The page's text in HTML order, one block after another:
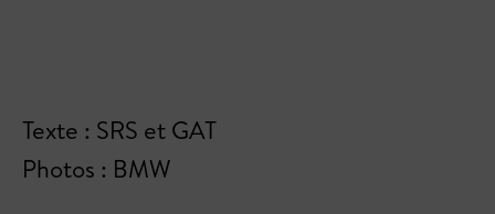
Texte : SRS et GAT
Photos : BMW